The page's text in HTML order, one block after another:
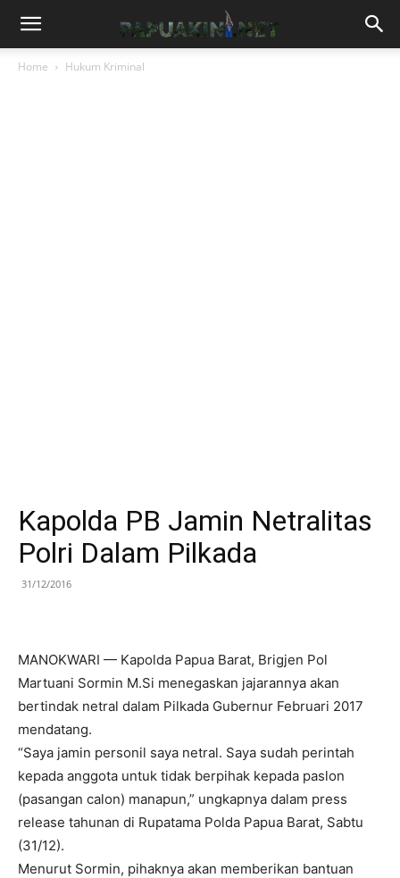
Home Hukum Kriminal
Kapolda PB Jamin Netralitas
Polri Dalam Pilkada
31/12/2016
MANOKWARI — Kapolda Papua Barat, Brigjen Pol
Martuani Sormin M.Si menegaskan jajarannya akan
bertindak netral dalam Pilkada Gubernur Februari 2017
mendatang.
“Saya jamin personil saya netral. Saya sudah perintah
kepada anggota untuk tidak berpihak kepada paslon
(pasangan calon) manapun,” ungkapnya dalam press
release tahunan di Rupatama Polda Papua Barat, Sabtu
(31/12).
Menurut Sormin, pihaknya akan memberikan bantuan